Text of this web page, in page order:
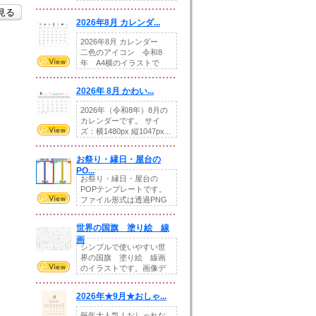
る
2026年8月 カレンダ...
2026年8月 カレンダー
二色のアイコン 令和8
年 A4横のイラストで
2026年 8月 かわい...
2026年（令和8年）8月の
カレンダーです。 サイ
ズ：横1480px 縦1047px...
お祭り・縁日・屋台の
PO...
お祭り・縁日・屋台の
POPテンプレートです。
ファイル形式は透過PNG
世界の国旗 塗り絵 線
画
シンプルで使いやすい世
界の国旗 塗り絵 線画
のイラストです。画像デ
2026年★9月★おしゃ...